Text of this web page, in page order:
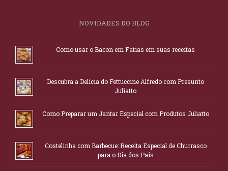
NOVIDADES DO BLOG
Como usar o Bacon em Fatias em suas receitas
Descubra a Delícia do Fettuccine Alfredo com Presunto
Juliatto
Como Preparar um Jantar Especial com Produtos Juliatto
Costelinha com Barbecue: Receita Especial de Churrasco
para o Dia dos Pais